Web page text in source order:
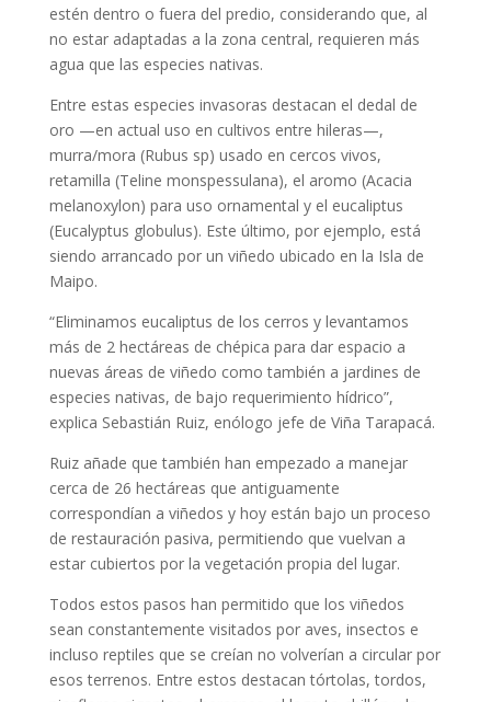
estén dentro o fuera del predio, considerando que, al
no estar adaptadas a la zona central, requieren más
agua que las especies nativas.
Entre estas especies invasoras destacan el dedal de
oro —en actual uso en cultivos entre hileras—,
murra/mora (Rubus sp) usado en cercos vivos,
retamilla (Teline monspessulana), el aromo (Acacia
melanoxylon) para uso ornamental y el eucaliptus
(Eucalyptus globulus). Este último, por ejemplo, está
siendo arrancado por un viñedo ubicado en la Isla de
Maipo.
“Eliminamos eucaliptus de los cerros y levantamos
más de 2 hectáreas de chépica para dar espacio a
nuevas áreas de viñedo como también a jardines de
especies nativas, de bajo requerimiento hídrico”,
explica Sebastián Ruiz, enólogo jefe de Viña Tarapacá.
Ruiz añade que también han empezado a manejar
cerca de 26 hectáreas que antiguamente
correspondían a viñedos y hoy están bajo un proceso
de restauración pasiva, permitiendo que vuelvan a
estar cubiertos por la vegetación propia del lugar.
Todos estos pasos han permitido que los viñedos
sean constantemente visitados por aves, insectos e
incluso reptiles que se creían no volverían a circular por
esos terrenos. Entre estos destacan tórtolas, tordos,